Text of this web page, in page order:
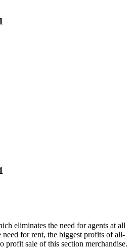
eliminates the need for agents at all
for rent, the biggest profits of all-
profit sale of this section merchandise.